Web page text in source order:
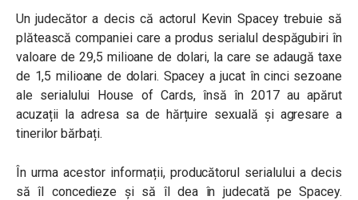
Un judecător a decis că actorul Kevin Spacey trebuie să
plătească companiei care a produs serialul despăgubiri în
valoare de 29,5 milioane de dolari, la care se adaugă taxe
de 1,5 milioane de dolari. Spacey a jucat în cinci sezoane
ale serialului House of Cards, însă în 2017 au apărut
acuzații la adresa sa de hărțuire sexuală și agresare a
tinerilor bărbați.
În urma acestor informații, producătorul serialului a decis
să îl concedieze și să îl dea în judecată pe Spacey.